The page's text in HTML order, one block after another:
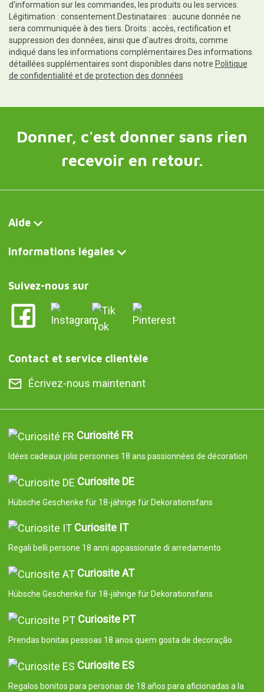
d'information sur les commandes, les produits ou les services.
Légitimation : consentement.Destinataires : aucune donnée ne
sera communiquée à des tiers. Droits : accès, rectification et
suppression des données, ainsi que d'autres droits, comme
indiqué dans les informations complémentaires.Des informations
détaillées supplémentaires sont disponibles dans notre Politique
de confidentialité et de protection des données
Donner, c'est donner sans rien
recevoir en retour.
Aide
Informations légales
Suivez-nous sur
Contact et service clientèle
Écrivez-nous maintenant
Curiosité FR
Idées cadeaux jolis personnes 18 ans passionnées de décoration
Curiosite DE
Hübsche Geschenke für 18-jährige für Dekorationsfans
Curiosite IT
Regali belli persone 18 anni appassionate di arredamento
Curiosite AT
Hübsche Geschenke für 18-jährige für Dekorationsfans
Curiosite PT
Prendas bonitas pessoas 18 anos quem gosta de decoração
Curiosite ES
Regalos bonitos para personas de 18 años para aficionadas a la